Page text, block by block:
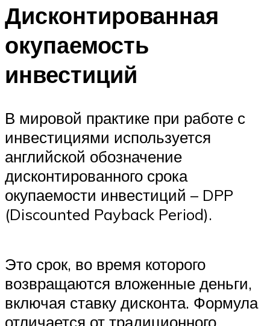
Дисконтированная
окупаемость
инвестиций
В мировой практике при работе с
инвестициями используется
английской обозначение
дисконтированного срока
окупаемости инвестиций – DPP
(Discounted Payback Period).
Это срок, во время которого
возвращаются вложенные деньги,
включая ставку дисконта. Формула
отличается от традиционного